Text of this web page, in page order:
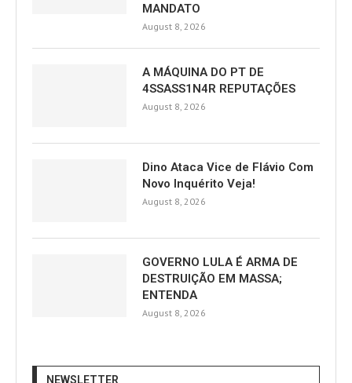
MANDATO
August 8, 2026
A MÁQUINA DO PT DE
4SSASS1N4R REPUTAÇÕES
August 8, 2026
Dino Ataca Vice de Flávio Com
Novo Inquérito Veja!
August 8, 2026
GOVERNO LULA É ARMA DE
DESTRUIÇÃO EM MASSA;
ENTENDA
August 8, 2026
NEWSLETTER